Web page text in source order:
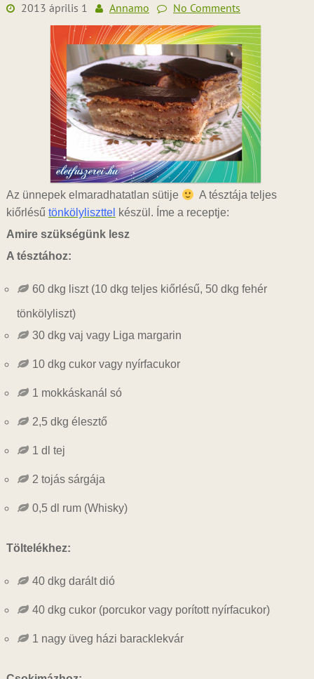
2013 április 1 Annamo No Comments
Az ünnepek elmaradhatatlan sütije
A tésztája teljes
kiőrlésű tönkölyliszttel készül. Íme a receptje:
Amire szükségünk lesz
A tésztához:
60 dkg liszt (10 dkg teljes kiőrlésű, 50 dkg fehér
tönkölyliszt)
30 dkg vaj vagy Liga margarin
10 dkg cukor vagy nyírfacukor
1 mokkáskanál só
2,5 dkg élesztő
1 dl tej
2 tojás sárgája
0,5 dl rum (Whisky)
Töltelékhez:
40 dkg darált dió
40 dkg cukor (porcukor vagy porított nyírfacukor)
1 nagy üveg házi baracklekvár